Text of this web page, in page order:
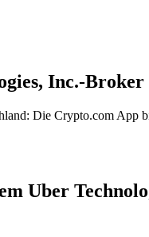
Inc.-
Die Crypto.com App
Uber